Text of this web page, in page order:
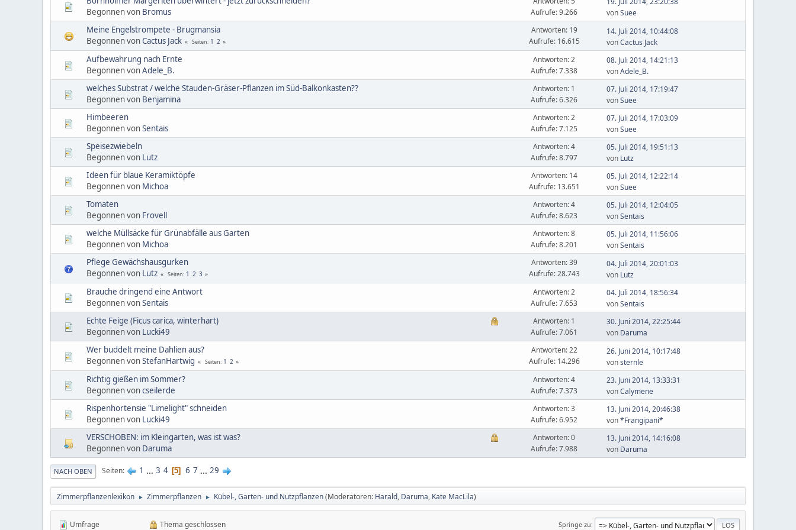
Begonnen von Bromus
Aufrufe: 9.266
vonSuee
Meine Engelstrompete - Brugmansia
Begonnen vonCactus Jack Seiten 1 2
Antworten: 19
Aufrufe: 16.615
14. Juli 2014, 10:44:08
vonCactus Jack
Aufbewahrung nach Ernte
Begonnen vonAdele_B.
Antworten: 2
Aufrufe: 7.338
08. Juli 2014, 14:21:13
vonAdele_B.
welches Substrat / welche Stauden-Gräser-Pflanzen im Süd-Balkonkasten??
Begonnen von Benjamina
Antworten: 1
Aufrufe: 6.326
07. Juli 2014, 17:19:47
vonSuee
Himbeeren
Begonnen vonSentais
Antworten: 2
Aufrufe: 7.125
07. Juli 2014, 17:03:09
vonSuee
Speisezwiebeln
Begonnen von Lutz
Antworten: 4
Aufrufe: 8.797
05. Juli 2014, 19:51:13
von Lutz
Ideen für blaue Keramiktöpfe
Begonnen von Michoa
Antworten: 14
Aufrufe: 13.651
05. Juli 2014, 12:22:14
vonSuee
Tomaten
Begonnen von Frovell
Antworten: 4
Aufrufe: 8.623
05. Juli 2014, 12:04:05
vonSentais
welche Müllsäcke für Grünabfälle aus Garten
Begonnen von Michoa
Antworten: 8
Aufrufe: 8.201
05. Juli 2014, 11:56:06
vonSentais
Pflege Gewächshausgurken
Begonnen von Lutz Seiten 1 2 3
Antworten: 39
Aufrufe: 28.743
04. Juli 2014, 20:01:03
von Lutz
Brauche dringend eine Antwort
Begonnen vonSentais
Antworten: 2
Aufrufe: 7.653
04. Juli 2014, 18:56:34
vonSentais
Echte Feige (Ficus carica, winterhart)
Begonnen von Lucki49
Antworten: 1
Aufrufe: 7.061
30. Juni 2014, 22:25:44
von Daruma
Wer buddelt meine Dahlien aus?
Begonnen vonStefanHartwig Seiten 1 2
Antworten: 22
Aufrufe: 14.296
26. Juni 2014, 10:17:48
vonsternle
Richtig gießen im Sommer?
Begonnen voncseilerde
Antworten: 4
Aufrufe: 7.373
23. Juni 2014, 13:33:31
vonCalymene
Rispenhortensie "Limelight" schneiden
Begonnen von Lucki49
Antworten: 3
Aufrufe: 6.952
13. Juni 2014, 20:46:38
von*Frangipani*
VERSCHOBEN: im Kleingarten, was ist was?
Begonnen von Daruma
Antworten: 0
Aufrufe: 7.988
13. Juni 2014, 14:16:08
von Daruma
NACH OBEN Seiten 1 ... 3 4 5 6 7 ... 29
Zimmerpflanzenlexikon ► Zimmerpflanzen ► Kübel-, Garten- und Nutzpflanzen(Moderatoren: Harald, Daruma, Kate MacLila)
Springe zu
Umfrage Thema geschlossen